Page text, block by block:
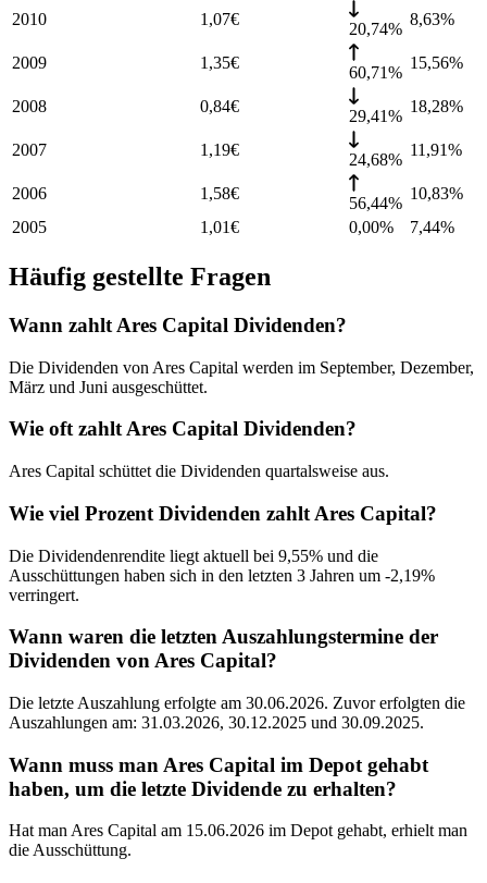
2010 1,07€
20,74%
8,63%
2009 1,35€
60,71%
15,56%
2008 0,84€
29,41%
18,28%
2007 1,19€
24,68%
11,91%
2006 1,58€
56,44%
10,83%
2005
1,01€ 0,00% 7,44%
Häufig gestellte Fragen
Wann zahlt Ares Capital Dividenden?
Die Dividenden von Ares Capital werden im September, Dezember,
März und Juni ausgeschüttet.
Wie oft zahlt Ares Capital Dividenden?
Ares Capital schüttet die Dividenden quartalsweise aus.
Wie viel Prozent Dividenden zahlt Ares Capital?
Die Dividendenrendite liegt aktuell bei 9,55% und die
Ausschüttungen haben sich in den letzten 3 Jahren um -2,19%
verringert.
Wann waren die letzten Auszahlungstermine der
Dividenden von Ares Capital?
Die letzte Auszahlung erfolgte am 30.06.2026. Zuvor erfolgten die
Auszahlungen am: 31.03.2026, 30.12.2025 und 30.09.2025.
Wann muss man Ares Capital im Depot gehabt
haben, um die letzte Dividende zu erhalten?
Hat man Ares Capital am 15.06.2026 im Depot gehabt, erhielt man
die Ausschüttung.